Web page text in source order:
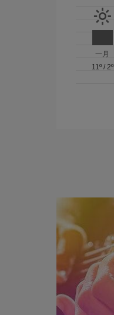
一月
11º/ 2º